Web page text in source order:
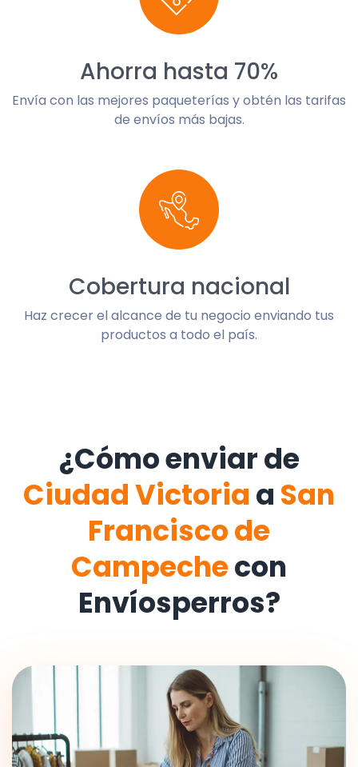
Ahorra hasta 70%
Envía con las mejores paqueterías y obtén las tarifas
de envíos más bajas.
Cobertura nacional
Haz crecer el alcance de tu negocio enviando tus
productos a todo el país.
¿Cómo enviar de
Ciudad Victoria a San
Francisco de
Campechecon
Envíosperros?